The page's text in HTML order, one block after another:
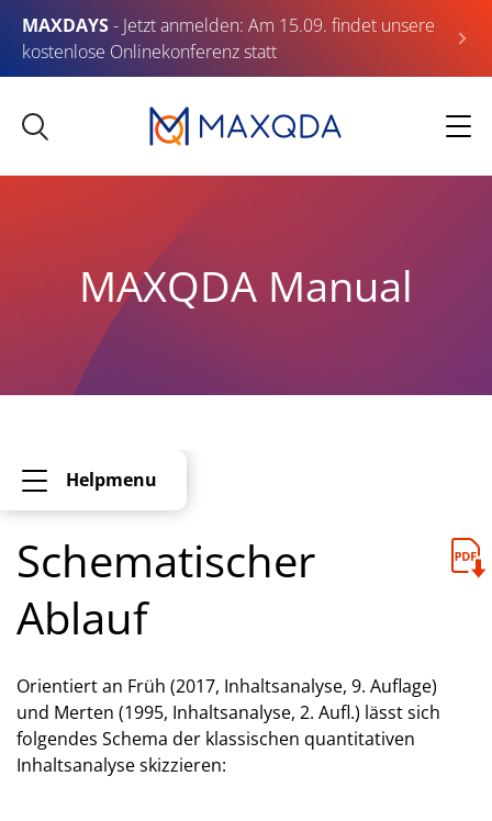
MAXDAYS- Jetzt anmelden: Am 15.09. findet unsere
kostenlose Onlinekonferenz statt
MAXQDA Manual
Helpmenu
Schematischer
Ablauf
Orientiert an Früh (2017, Inhaltsanalyse, 9. Auflage)
und Merten (1995, Inhaltsanalyse, 2. Aufl.) lässt sich
folgendes Schema der klassischen quantitativen
Inhaltsanalyse skizzieren: